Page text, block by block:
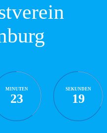
MINUTEN
23
SEKUNDEN
18